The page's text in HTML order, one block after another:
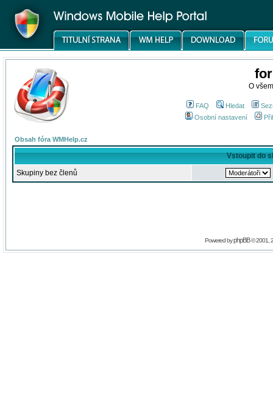
O
FAQ Hledat
Osobní nastavení
Obsah fóra WMHelp.cz
Vstoupit do
Skupiny bez členů
Powered byphpBB© 2001,